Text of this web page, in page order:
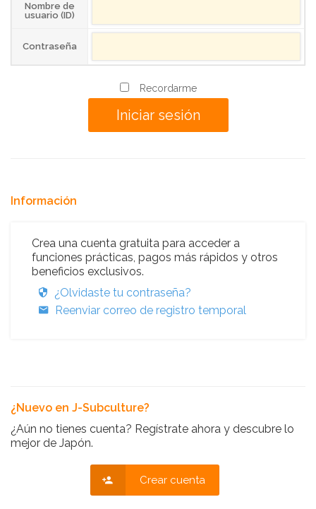
Nombre de
usuario (ID)
Contraseña
Recordarme
Información
Crea una cuenta gratuita para acceder a
funciones prácticas, pagos más rápidos y otros
beneficios exclusivos.
¿Olvidaste tu contraseña?
Reenviar correo de registro temporal
¿Nuevo en J-Subculture?
¿Aún no tienes cuenta? Regístrate ahora y descubre lo
mejor de Japón.
Crear cuenta